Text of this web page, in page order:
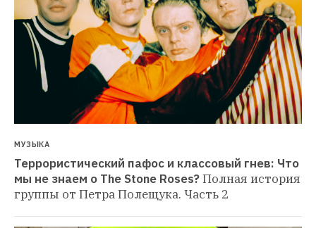
МУЗЫКА
Террористический пафос и классовый гнев: Что
мы не знаем о The Stone Roses?Полная история
группы от Петра Полещука. Часть 2